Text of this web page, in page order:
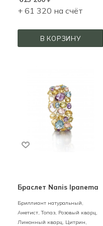
+ 61 320 на счёт
В КОРЗИНУ
Браслет Nanis Ipanema
Бриллиант натуральный,
Аметист, Топаз, Розовый кварц,
Лимонный кварц, Цитрин,